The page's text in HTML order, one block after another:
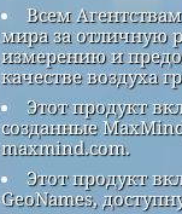
Всем
мира за отличную
измерению и
качестве воздуха
Этот продукт
созданные
maxmind.com.
Этот продукт
GeoNames,